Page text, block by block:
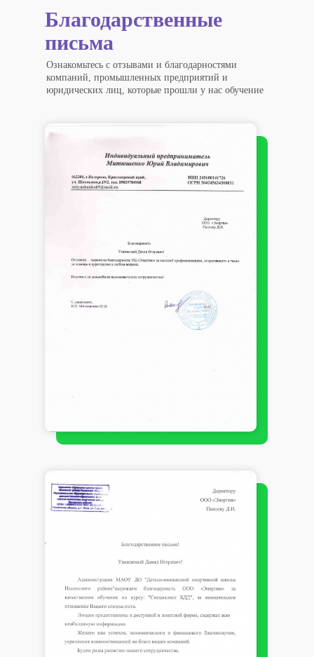
Благодарственные
письма
Ознакомьтесь с отзывами и благодарностями
компаний, промышленных предприятий и
юридических лиц, которые прошли у нас обучение